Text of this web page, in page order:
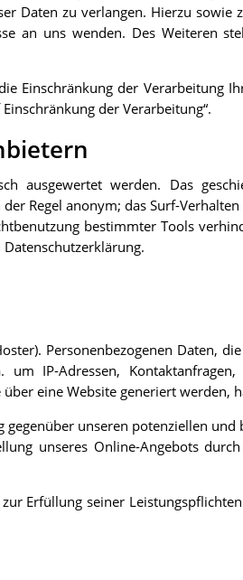
Daten zu verlangen. Hierzu sowie
an uns wenden. Des Weiteren
Einschränkung der Verarbeitung
der Verarbeitung“.
ausgewertet werden. Das
Regel anonym; das Surf-
bestimmter Tools
Personenbezogenen Daten,
IP-Adressen,
eine Website generiert werden,
unseren potenziellen
unseres Online-Angebots
Erfüllung seiner